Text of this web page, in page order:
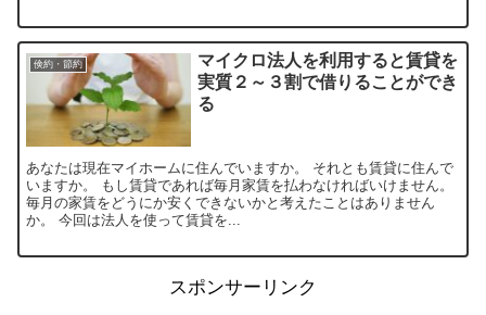
倹約・節約
マイクロ法人を利用すると賃貸を
実質２～３割で借りることができ
る
あなたは現在マイホームに住んでいますか。 それとも賃貸に住んで
いますか。 もし賃貸であれば毎月家賃を払わなければいけません。
毎月の家賃をどうにか安くできないかと考えたことはありません
か。 今回は法人を使って賃貸を...
スポンサーリンク